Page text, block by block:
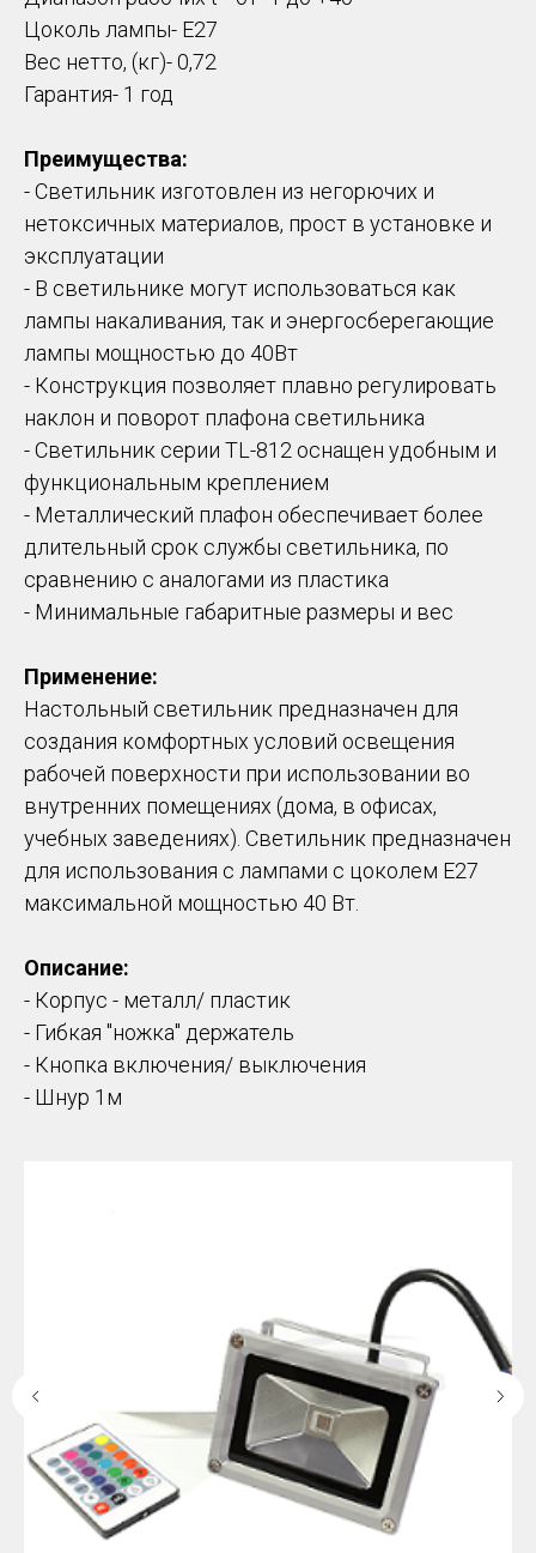
Цоколь лампы- Е27
Вес нетто, (кг)- 0,72
Гарантия- 1 год
Преимущества:
- Светильник изготовлен из негорючих и
нетоксичных материалов, прост в установке и
эксплуатации
- В светильнике могут использоваться как
лампы накаливания, так и энергосберегающие
лампы мощностью до 40Вт
- Конструкция позволяет плавно регулировать
наклон и поворот плафона светильника
- Светильник серии TL-812 оснащен удобным и
функциональным креплением
- Металлический плафон обеспечивает более
длительный срок службы светильника, по
сравнению с аналогами из пластика
- Минимальные габаритные размеры и вес
Применение:
Настольный светильник предназначен для
создания комфортных условий освещения
рабочей поверхности при использовании во
внутренних помещениях (дома, в офисах,
учебных заведениях). Светильник предназначен
для использования с лампами с цоколем E27
максимальной мощностью 40 Вт.
Описание:
- Корпус - металл/ пластик
- Гибкая "ножка" держатель
- Кнопка включения/ выключения
- Шнур 1м